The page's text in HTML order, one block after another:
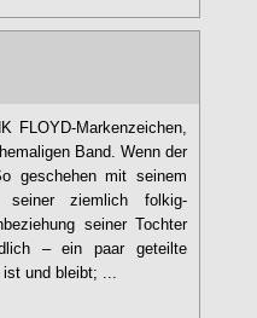
FLOYD-Markenzeichen,
Band. Wenn der
geschehen mit seinem
seiner ziemlich folkig-
seiner Tochter
– ein paar geteilte
ist und bleibt; ...